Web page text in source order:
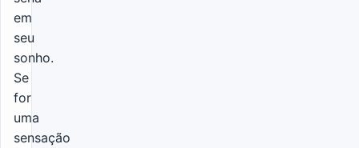
em
seu
sonho.
Se
for
uma
sensação